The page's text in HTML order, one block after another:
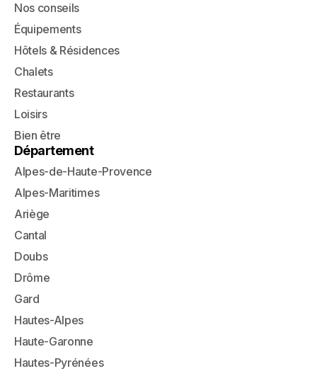
Nos conseils
Équipements
Hôtels & Résidences
Chalets
Restaurants
Loisirs
Bien être
Département
Alpes-de-Haute-Provence
Alpes-Maritimes
Ariège
Cantal
Doubs
Drôme
Gard
Hautes-Alpes
Haute-Garonne
Hautes-Pyrénées